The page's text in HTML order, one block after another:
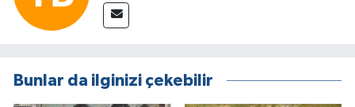
Bunlar da ilginizi çekebilir